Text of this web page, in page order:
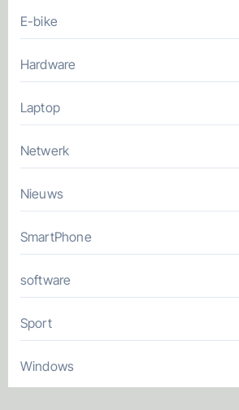
E-bike
Hardware
Laptop
Netwerk
Nieuws
SmartPhone
software
Sport
Windows